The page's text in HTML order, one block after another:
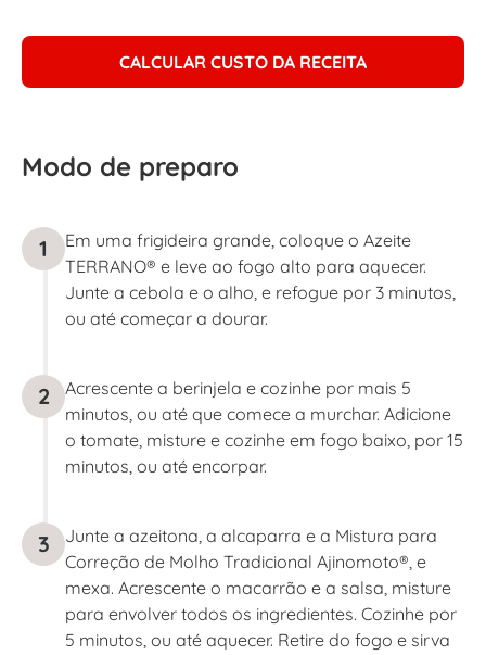
CALCULAR CUSTO DA RECEITA
Modo de preparo
1
Em uma frigideira grande, coloque o Azeite
TERRANO® e leve ao fogo alto para aquecer.
Junte a cebola e o alho, e refogue por 3 minutos,
ou até começar a dourar.
2
Acrescente a berinjela e cozinhe por mais 5
minutos, ou até que comece a murchar. Adicione
o tomate, misture e cozinhe em fogo baixo, por 15
minutos, ou até encorpar.
3
Junte a azeitona, a alcaparra e a Mistura para
Correção de Molho Tradicional Ajinomoto®, e
mexa. Acrescente o macarrão e a salsa, misture
para envolver todos os ingredientes. Cozinhe por
5 minutos, ou até aquecer. Retire do fogo e sirva